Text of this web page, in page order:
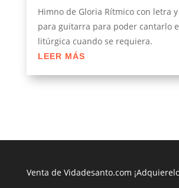
Himno de Gloria Rítmico con letra
para guitarra para poder cantarlo
litúrgica cuando se requiera.
LEER MÁS
Venta de Vidadesanto.com